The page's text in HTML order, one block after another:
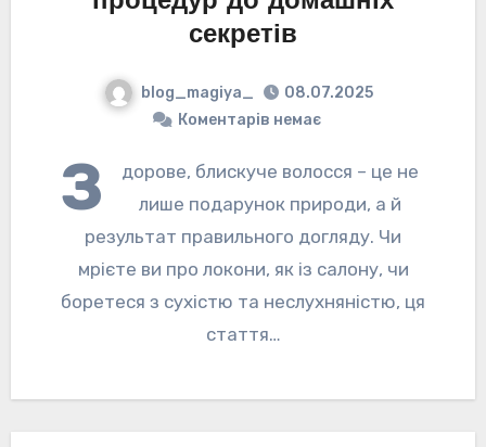
секретів
blog_magiya_
08.07.2025
Коментарів немає
З
дорове, блискуче волосся – це не
лише подарунок природи, а й
результат правильного догляду. Чи
мрієте ви про локони, як із салону, чи
боретеся з сухістю та неслухняністю, ця
стаття…